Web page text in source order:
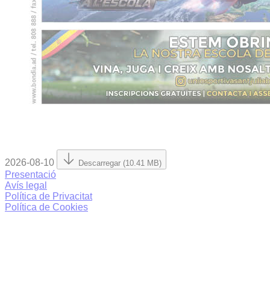
2026-08-10 Descarregar (10.41 MB)
Presentació
Avís legal
Política de Privacitat
Política de Cookies